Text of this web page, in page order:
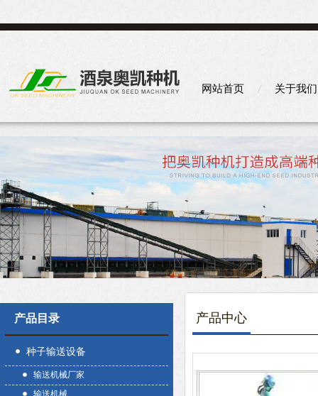
网站首页 关于我们
产品目录
种子输送设备
输送机械厂家
输送机械
产品中心